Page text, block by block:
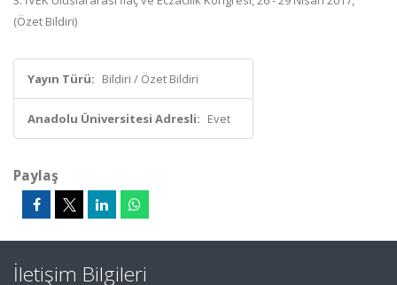
(Özet Bildiri)
Yayın Türü: Bildiri / Özet Bildiri
Anadolu Üniversitesi Adresli: Evet
Paylaş
İletişim Bilgileri